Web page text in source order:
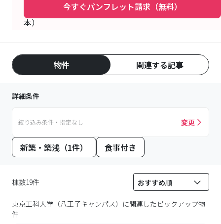
今すぐパンフレット請求（無料）
物件 関連する記事
詳細条件
絞り込み条件・指定なし 変更
新築・築浅（1件） 食事付き
棟数19件
東京工科大学（八王子キャンパス） に関連したピックアップ物
件